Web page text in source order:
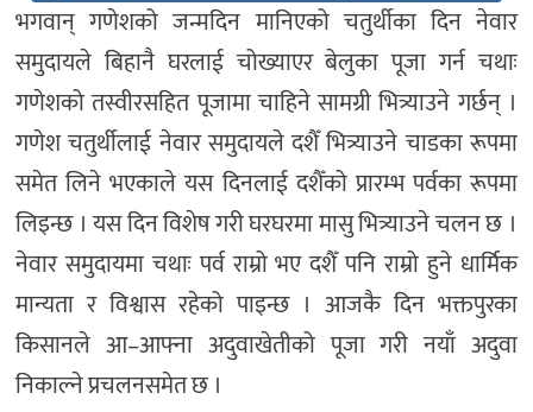
भगवान् गणेशको जन्मदिन मानिएको चतुर्थीका दिन नेवार
समुदायले बिहानै घरलाई चोख्याएर बेलुका पूजा गर्न चथाः
गणेशको तस्वीरसहित पूजामा चाहिने सामग्री भित्र्याउने गर्छन् ।
गणेश चतुर्थीलाई नेवार समुदायले दशैँ भित्र्याउने चाडका रूपमा
समेत लिने भएकाले यस दिनलाई दशैँको प्रारम्भ पर्वका रूपमा
लिइन्छ । यस दिन विशेष गरी घरघरमा मासु भित्र्याउने चलन छ ।
नेवार समुदायमा चथाः पर्व राम्रो भए दशैँ पनि राम्रो हुने धार्मिक
मान्यता र विश्वास रहेको पाइन्छ । आजकै दिन भक्तपुरका
किसानले आ–आफ्ना अदुवाखेतीको पूजा गरी नयाँ अदुवा
निकाल्ने प्रचलनसमेत छ ।